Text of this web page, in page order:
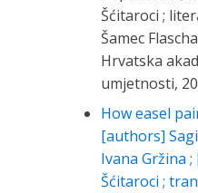
Šćitaroci ;
Šamec
Hrvatska
umjetnosti,
How easel
[authors]
Ivana Gržina
Šćitaroci ;